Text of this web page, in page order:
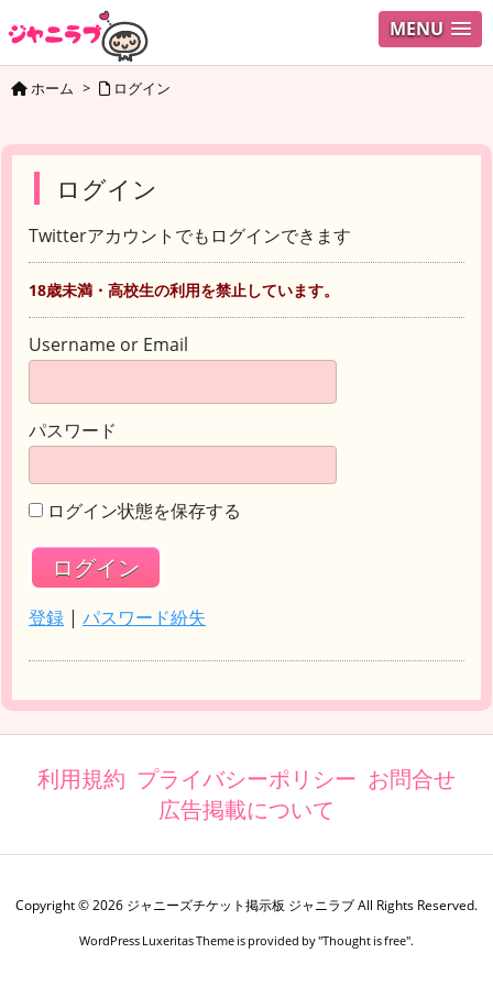
MENU
ホーム > ログイン
ログイン
Twitterアカウントでもログインできます
18歳未満・高校生の利用を禁止しています。
Username or Email
パスワード
ログイン状態を保存する
登録 | パスワード紛失
利用規約 プライバシーポリシー お問合せ
広告掲載について
Copyright ©2026 ジャニーズチケット掲示板 ジャニラブAll Rights Reserved.
WordPress Luxeritas Theme is provided by "Thought is free".